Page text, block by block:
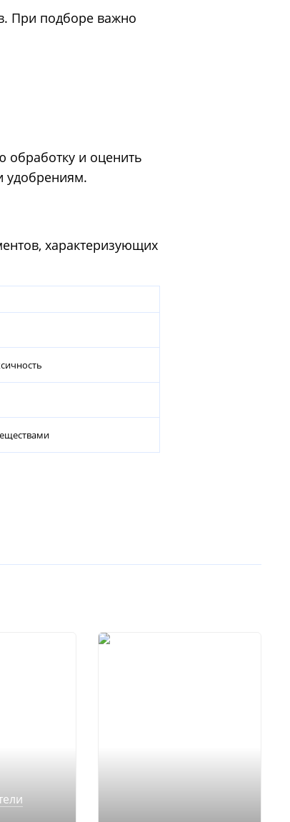
При подборе важно
обработку и оценить
удобрениям.
характеризующих